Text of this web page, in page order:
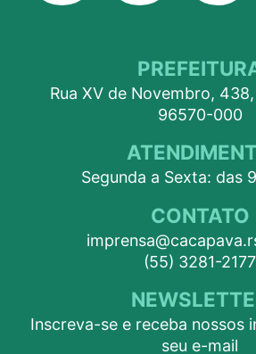
Rua XV de Novembro,
96570-000
Segunda a Sexta: das
CONTATO
(55) 3281-2177
Inscreva-se e receba nossos
seu e-mail